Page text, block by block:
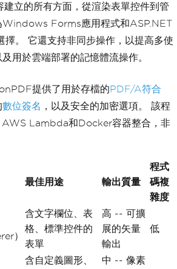
立的所有方面，從渲染表單控件到管
Windows Forms應用程式和ASP.NET
擇。 它還支持非同步操作，以提高多使
用於雲端部署的記憶體流操作。
提供了用於存檔的PDF/A符合
數位簽名 ，以及安全的加密選項。 該程
Lambda和Docker容器整合，非
最佳用途 輸出質量
程式
碼複
雜度
）
含文字欄位、表
格、標準控件的
表單
高 -- 可擴
展的矢量
輸出
低
含自定義圖形、
中 -- 像素